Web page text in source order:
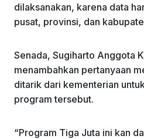
dilaksanakan, karena data
pusat, provinsi, dan
Senada, Sugiharto Anggota
menambahkan pertanyaan
ditarik dari kementerian
program tersebut.
“Program Tiga Juta ini kan